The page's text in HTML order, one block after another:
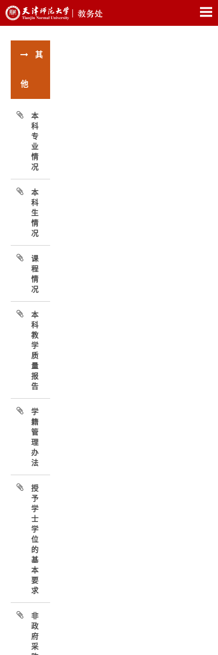
其
他
本
科
专
业
情
况
本
科
生
情
况
课
程
情
况
本
科
教
学
质
量
报
告
学
籍
管
理
办
法
授
予
学
士
学
位
的
基
本
要
求
非
政
府
采